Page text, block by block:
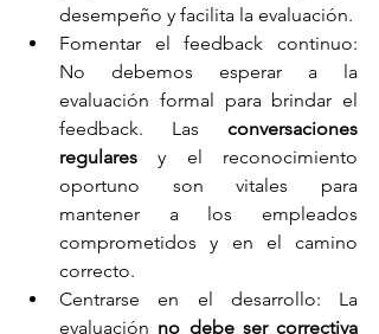
desempeño y facilita la evaluación.
Fomentar el feedback continuo:
No debemos esperar a la
evaluación formal para brindar el
feedback. Las conversaciones
regulares y el reconocimiento
oportuno son vitales para
mantener a los empleados
comprometidos y en el camino
correcto.
Centrarse en el desarrollo: La
evaluación no debe ser correctiva